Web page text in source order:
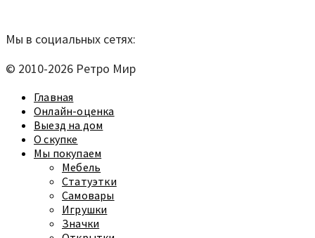
Мы в социальных сетях:
© 2010-2026 Ретро Мир
Главная
Онлайн-оценка
Выезд на дом
О скупке
Мы покупаем
Мебель
Статуэтки
Самовары
Игрушки
Значки